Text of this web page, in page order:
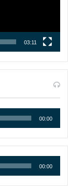
03:11
00:00
00:00